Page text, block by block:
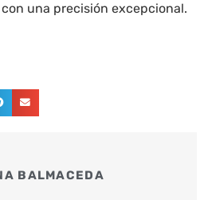
una precisión excepcional.
BALMACEDA